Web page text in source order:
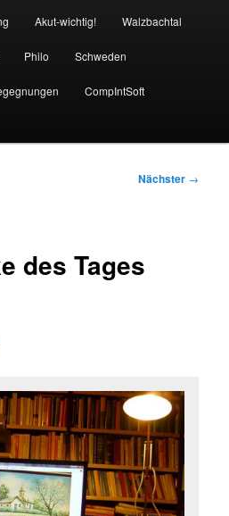
Akut-wichtig! Walzbachtal
Philo Schweden
CompIntSoft
Nächster →
des Tages